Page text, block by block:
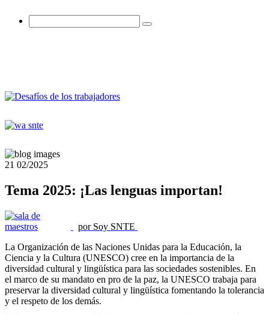
21 02/2025
Tema 2025: ¡Las lenguas importan!
por Soy SNTE
La Organización de las Naciones Unidas para la Educación, la
Ciencia y la Cultura (UNESCO) cree en la importancia de la
diversidad cultural y lingüística para las sociedades sostenibles. En
el marco de su mandato en pro de la paz, la UNESCO trabaja para
preservar la diversidad cultural y lingüística fomentando la tolerancia
y el respeto de los demás.